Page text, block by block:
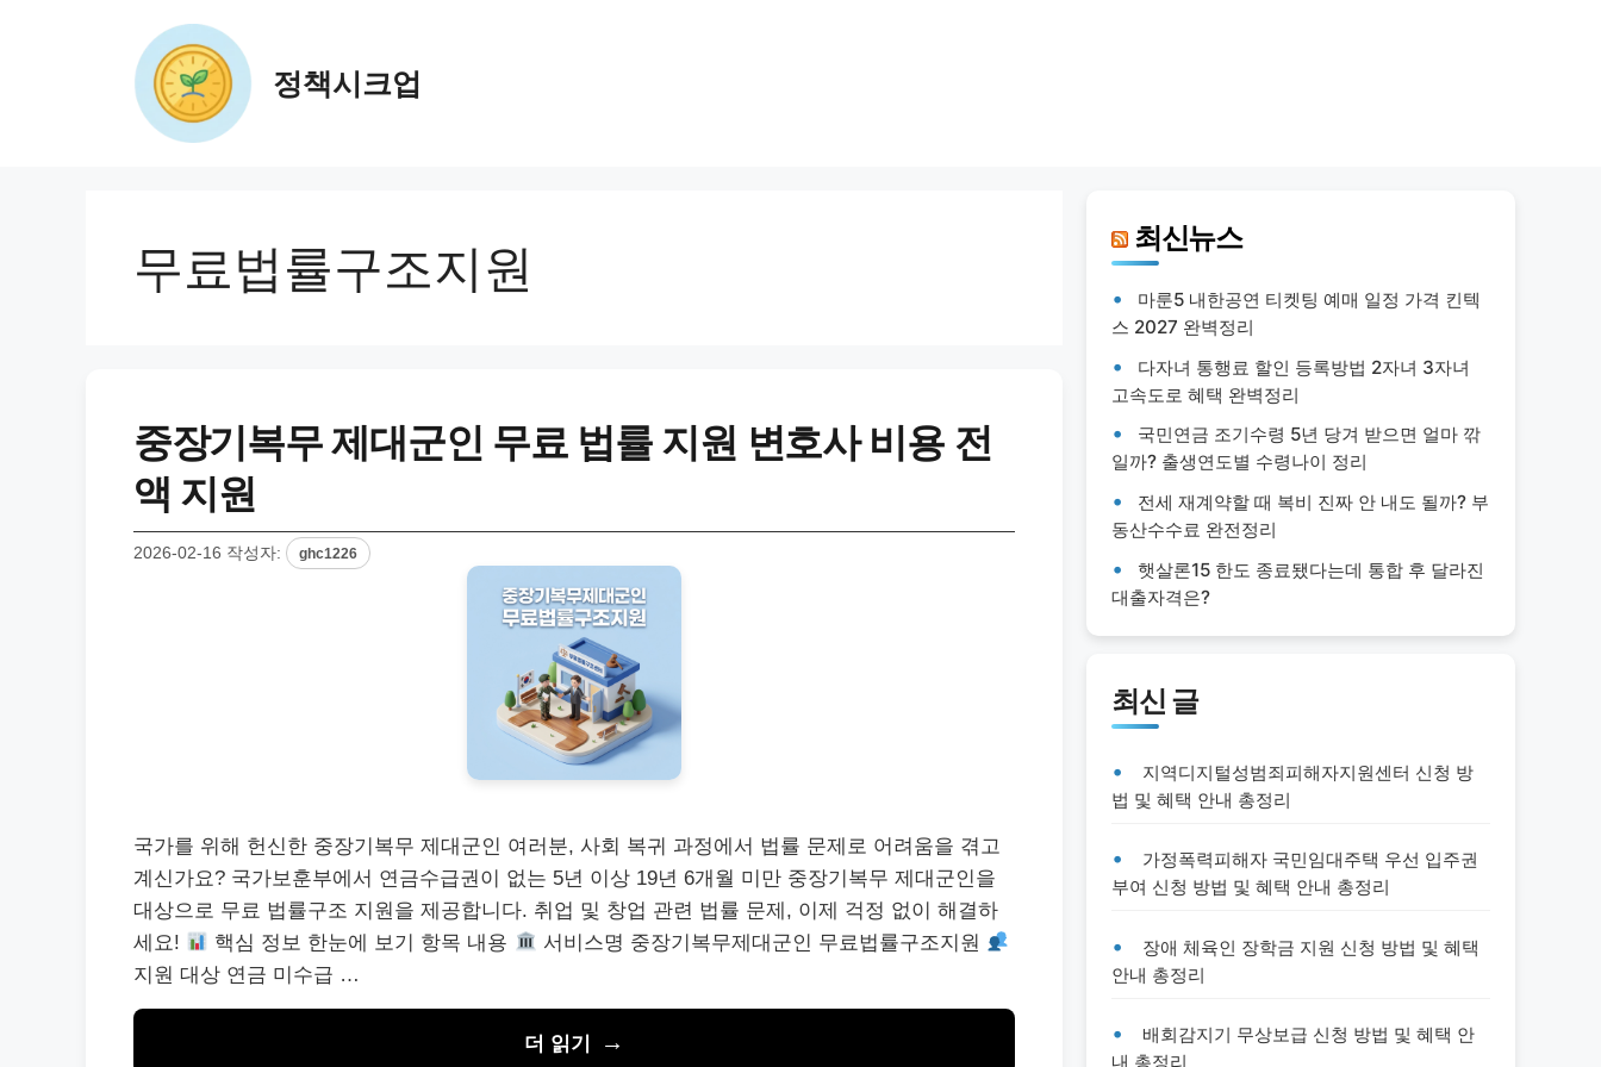
정책시크업
무료법률구조지원
중장기복무 제대군인 무료 법률 지원 변호사 비용 전
액 지원
2026-02-16 작성자: ghc1226
국가를 위해 헌신한 중장기복무 제대군인 여러분, 사회 복귀 과정에서 법률 문제로 어려움을 겪고
계신가요? 국가보훈부에서 연금수급권이 없는 5년 이상 19년 6개월 미만 중장기복무 제대군인을
대상으로 무료 법률구조 지원을 제공합니다. 취업 및 창업 관련 법률 문제, 이제 걱정 없이 해결하
세요!
핵심 정보 한눈에 보기 항목 내용
서비스명 중장기복무제대군인 무료법률구조지원
지원 대상 연금 미수급 …
더 읽기
최신뉴스
마룬5 내한공연 티켓팅 예매 일정 가격 킨텍
스 2027 완벽정리
다자녀 통행료 할인 등록방법 2자녀 3자녀
고속도로 혜택 완벽정리
국민연금 조기수령 5년 당겨 받으면 얼마 깎
일까? 출생연도별 수령나이 정리
전세 재계약할 때 복비 진짜 안 내도 될까? 부
동산수수료 완전정리
햇살론15 한도 종료됐다는데 통합 후 달라진
대출자격은?
최신 글
지역디지털성범죄피해자지원센터 신청 방
법 및 혜택 안내 총정리
가정폭력피해자 국민임대주택 우선 입주권
부여 신청 방법 및 혜택 안내 총정리
장애 체육인 장학금 지원 신청 방법 및 혜택
안내 총정리
배회감지기 무상보급 신청 방법 및 혜택 안
내 총정리